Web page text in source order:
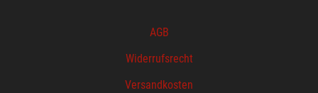
AGB
Widerrufsrecht
Versandkosten